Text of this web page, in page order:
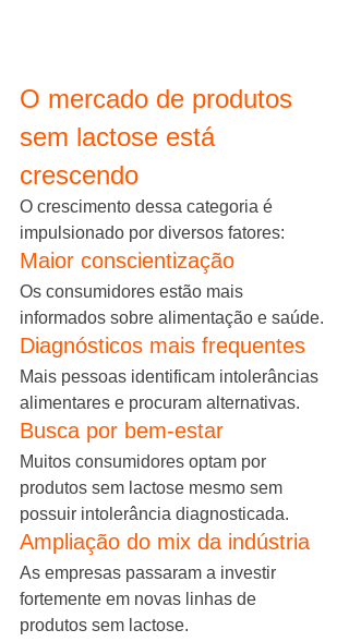
O mercado de produtos
sem lactose está
crescendo
O crescimento dessa categoria é
impulsionado por diversos fatores:
Maior conscientização
Os consumidores estão mais
informados sobre alimentação e saúde.
Diagnósticos mais frequentes
Mais pessoas identificam intolerâncias
alimentares e procuram alternativas.
Busca por bem-estar
Muitos consumidores optam por
produtos sem lactose mesmo sem
possuir intolerância diagnosticada.
Ampliação do mix da indústria
As empresas passaram a investir
fortemente em novas linhas de
produtos sem lactose.